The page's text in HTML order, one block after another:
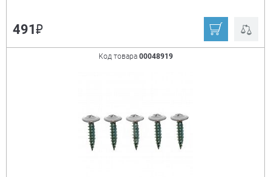
491₽
Код товара 00048919